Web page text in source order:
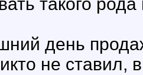
такого
день
не ставил,